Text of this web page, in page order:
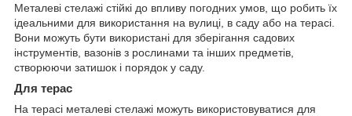
Металеві стелажі стійкі до впливу погодних умов, що робить їх
ідеальними для використання на вулиці, в саду або на терасі.
Вони можуть бути використані для зберігання садових
інструментів, вазонів з рослинами та інших предметів,
створюючи затишок і порядок у саду.
Для терас
На терасі металеві стелажі можуть використовуватися для